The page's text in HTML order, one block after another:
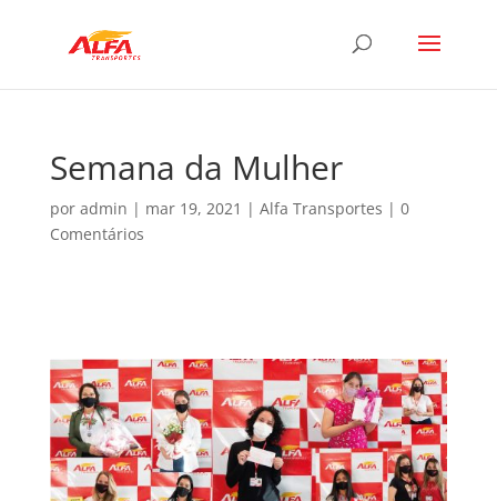
Semana da Mulher
por admin | mar 19, 2021 | Alfa Transportes | 0
Comentários